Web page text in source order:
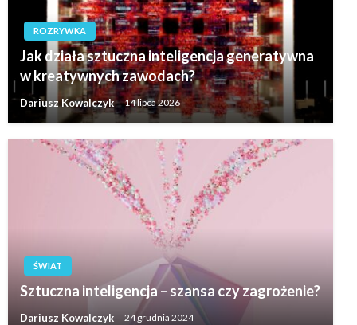
ROZRYWKA
Jak działa sztuczna inteligencja generatywna
w kreatywnych zawodach?
Dariusz Kowalczyk 14 lipca 2026
ŚWIAT
Sztuczna inteligencja – szansa czy zagrożenie?
Dariusz Kowalczyk 24 grudnia 2024